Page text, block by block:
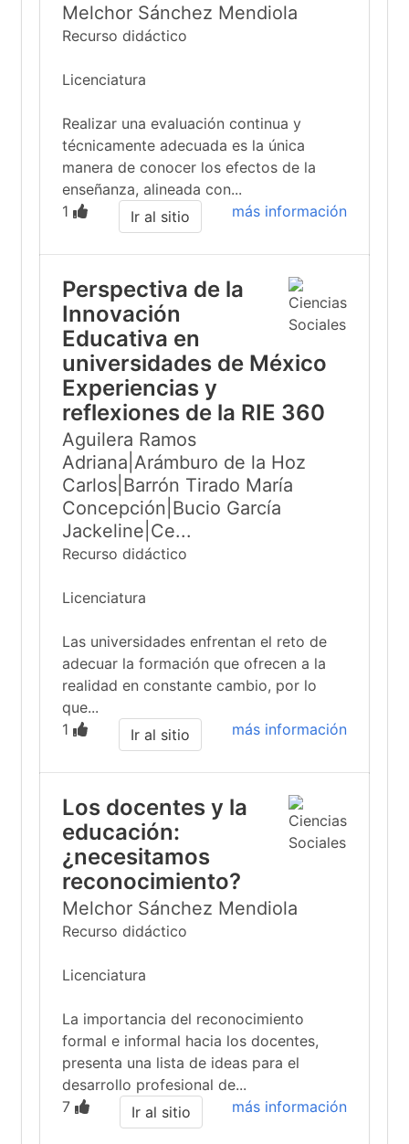
Melchor Sánchez Mendiola
Recurso didáctico
Licenciatura
Realizar una evaluación continua y
técnicamente adecuada es la única
manera de conocer los efectos de la
enseñanza, alineada con...
1
más información
Ir al sitio
Perspectiva de la
Innovación
Educativa en
universidades de México
Experiencias y
reflexiones de la RIE 360
Aguilera Ramos
Adriana|Arámburo de la Hoz
Carlos|Barrón Tirado María
Concepción|Bucio García
Jackeline|Ce...
Recurso didáctico
Licenciatura
Las universidades enfrentan el reto de
adecuar la formación que ofrecen a la
realidad en constante cambio, por lo
que...
1
más información
Ir al sitio
Los docentes y la
educación:
¿necesitamos
reconocimiento?
Melchor Sánchez Mendiola
Recurso didáctico
Licenciatura
La importancia del reconocimiento
formal e informal hacia los docentes,
presenta una lista de ideas para el
desarrollo profesional de...
7
más información
Ir al sitio